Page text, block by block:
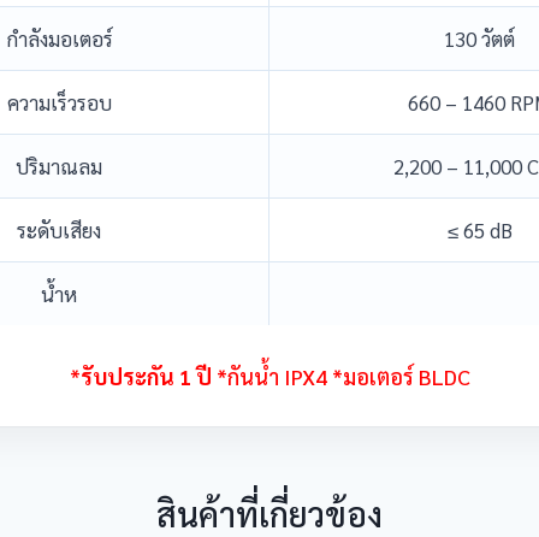
กำลังมอเตอร์ 130 วัตต์
ความเร็วรอบ 660 – 1460
ปริมาณลม 2,200 – 11,000
ระดับเสียง ≤ 65 dB
น้ำห
*รับประกัน 1 ปี *กันน้ำ IPX4 *มอเตอร์ BLDC
สินค้าที่เกี่ยวข้อง